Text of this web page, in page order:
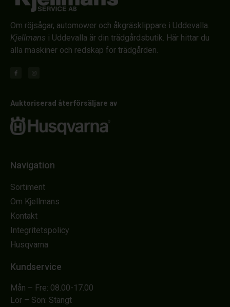
Om röjsågar, automower och åkgräsklippare i Uddevalla.
Kjellmans i Uddevalla är din trädgårdsbutik. Här hittar du
alla maskiner och redskap för trädgården.
Auktoriserad återförsäljare av
Navigation
Sortiment
Om Kjellmans
Kontakt
Integritetspolicy
Husqvarna
Kundservice
Mån – Fre: 08.00-17.00
Lör – Sön: Stängt